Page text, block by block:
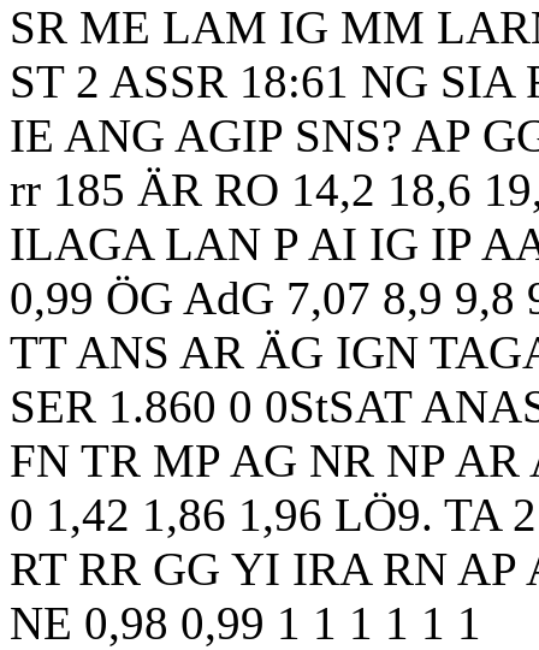
SR ME LAM IG MM
ST 2 ASSR 18:61 NG
IE ANG AGIP SNS? AP
rr 185 ÄR RO 14,2 18,6
ILAGA LAN P AI IG IP
0,99 ÖG AdG 7,07 8,9 9,8
TT ANS AR ÄG IGN
SER 1.860 0 0StSAT
FN TR MP AG NR NP AR
0 1,42 1,86 1,96 LÖ9. TA
RT RR GG YI IRA RN
NE 0,98 0,99 1 1 1 1 1 1